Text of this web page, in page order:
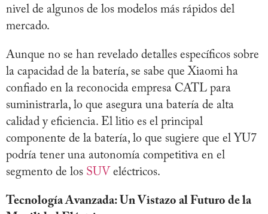
nivel de algunos de los modelos más rápidos del
mercado.
Aunque no se han revelado detalles específicos sobre
la capacidad de la batería, se sabe que Xiaomi ha
confiado en la reconocida empresa CATL para
suministrarla, lo que asegura una batería de alta
calidad y eficiencia. El litio es el principal
componente de la batería, lo que sugiere que el YU7
podría tener una autonomía competitiva en el
segmento de los SUV eléctricos.
Tecnología Avanzada: Un Vistazo al Futuro de la